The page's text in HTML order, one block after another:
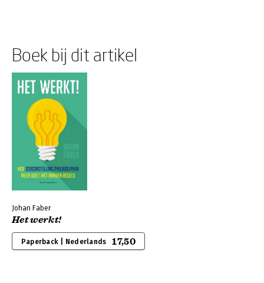
Boek bij dit artikel
Johan Faber
Het werkt!
Paperback | Nederlands 17,50